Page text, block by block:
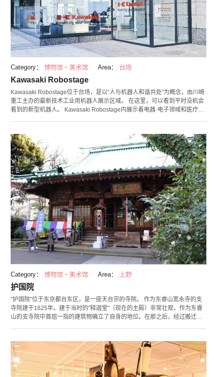
Category： 博物馆・美术馆 Area： 台场
Kawasaki Robostage
Kawasaki Robostage位于台场，是以“人与机器人和谐共处”为概念，由川崎
重工主办的最新技术工业用机器人展示区域。 在这里，可以看到平时没机会
看到的新型机器人。 Kawasaki Robostage内展示着电器·电子领域和医疗领
乘坐无人机的vr设施和操作机器人等有趣的体验一应俱全。 在科技馆附近还
有AQUA CiTY台场、东京台场购物广场和台场海滨公园等各种有趣的设施。
请务必一同到访哦！ （照片提供：Kawasaki Robostage）
Category： 博物馆・美术馆 Area： 上野
护国院
"护国院"位于东京都台东区，是一座天台宗的寺院。 作为东睿山宽永寺的支
寺院建于1625年。建于当时的"释迦堂"（现在的主殿）非常壮观，作为东睿
山的支寺院中首屈一指的建筑物确立了自身的地位。在那之后，经过搬迁和
了祭奠丰臣・徳川两军的灵魂举行了法事，德川第三代将军德川家光捐赠了
大黒天的画像以表示对法事的赞扬。从那时起，护国院就作为祭祀"谷中七福
神"的大黑天的寺院被人们所敬仰。在1月1日至10日举办的七福神巡游中，
您可以近距离观看主殿内装饰的大黑天的画像。